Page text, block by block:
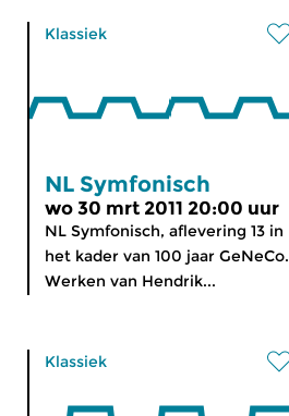
Klassiek
NL Symfonisch
wo 30 mrt 2011 20:00 uur
NL Symfonisch, aflevering 13 in
het kader van 100 jaar GeNeCo.
Werken van Hendrik...
Klassiek